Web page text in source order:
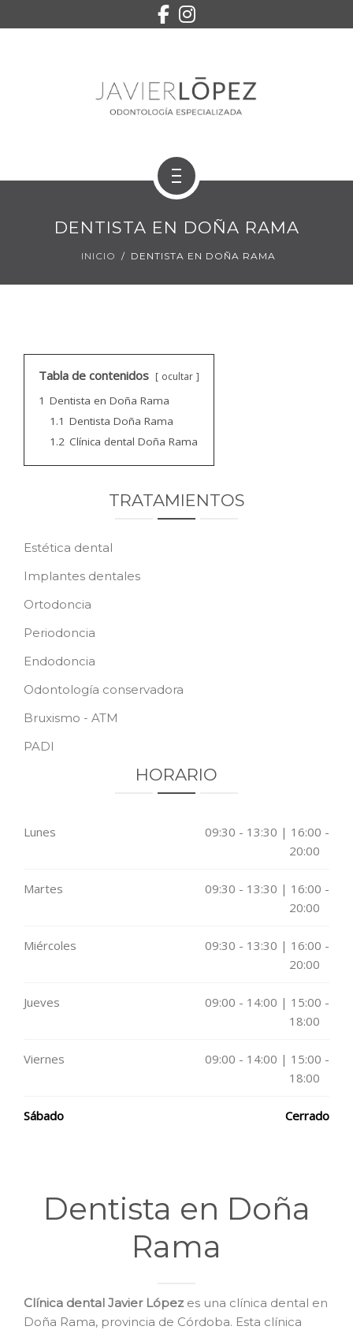
CONTACTO
DENTISTA EN DOÑA RAMA
INICIO DENTISTA EN DOÑA RAMA
Tabla de contenidos ocultar
1 Dentista en Doña Rama
1.1 Dentista Doña Rama
1.2 Clínica dental Doña Rama
TRATAMIENTOS
Estética dental
Implantes dentales
Ortodoncia
Periodoncia
Endodoncia
Odontología conservadora
Bruxismo - ATM
PADI
HORARIO
Lunes
09:30 - 13:30 | 16:00 -
20:00
Martes
09:30 - 13:30 | 16:00 -
20:00
Miércoles
09:30 - 13:30 | 16:00 -
20:00
Jueves
09:00 - 14:00 | 15:00 -
18:00
Viernes
09:00 - 14:00 | 15:00 -
18:00
Sábado Cerrado
Dentista en Doña
Rama
Clínica dental Javier Lópezes una clínica dental en
Doña Rama, provincia de Córdoba. Esta clínica